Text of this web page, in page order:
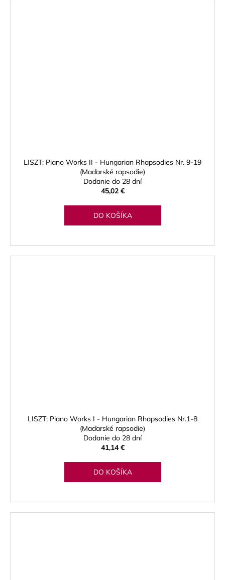
LISZT: Piano Works II - Hungarian Rhapsodies Nr. 9-19
(Maďarské rapsodie)
Dodanie do 28 dní
45,02 €
DO KOŠÍKA
LISZT: Piano Works I - Hungarian Rhapsodies Nr.1-8
(Maďarské rapsodie)
Dodanie do 28 dní
41,14 €
DO KOŠÍKA